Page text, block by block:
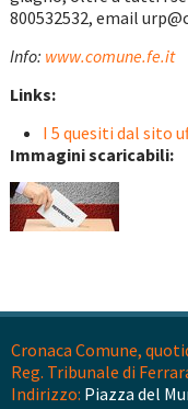
800532532, email
Info: www.comune.fe.it
Links:
I 5 quesiti dal sito
Immagini scaricabili:
Cronaca Comune,
Reg. Tribunale di
Indirizzo: Piazza del